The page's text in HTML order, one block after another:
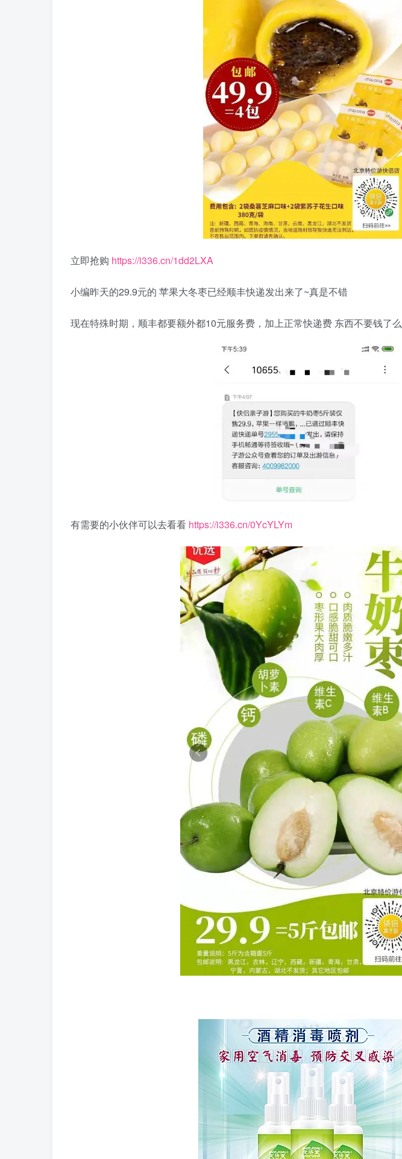
立即抢购 https://i336.cn/1dd2LXA
小编昨天的29.9元的 苹果大冬枣已经顺丰快递发出来了~真是不错
现在特殊时期，顺丰都要额外都10元服务费，加上正常快递费 东西不要钱了么
有需要的小伙伴可以去看看 https://i336.cn/0YcYLYm